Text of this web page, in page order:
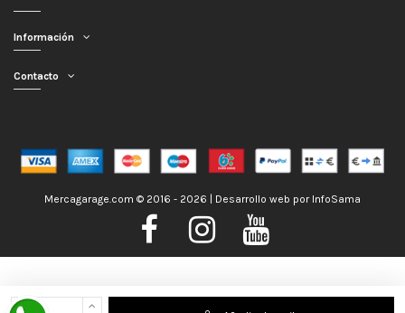
Nos encontramos de Vacaciones, no obstante los pedidos hechos se
Información
Contacto
Mercagarage.com © 2016 - 2026 | Desarrollo web por InfoSama